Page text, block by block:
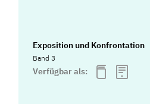
Exposition und Konfrontation
Band 3
Verfügbar als: